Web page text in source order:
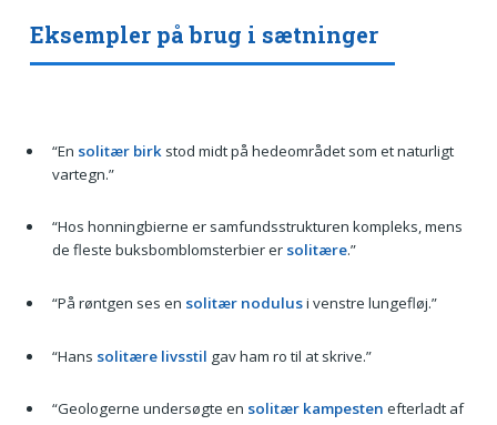
Eksempler på brug i sætninger
“En solitær birkstod midt på hedeområdet som et naturligt
vartegn.”
“Hos honningbierne er samfundsstrukturen kompleks, mens
de fleste buksbomblomsterbier er solitære.”
“På røntgen ses en solitær nodulusi venstre lungefløj.”
“Hans solitære livsstil gav ham ro til at skrive.”
“Geologerne undersøgte en solitær kampesten efterladt af